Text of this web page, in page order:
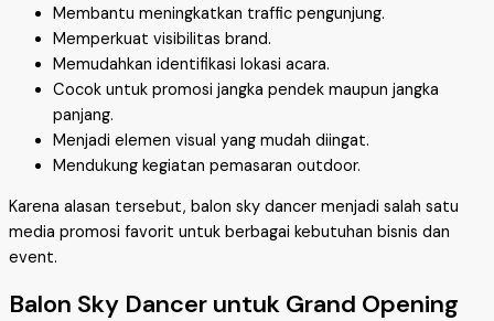
Membantu meningkatkan traffic pengunjung.
Memperkuat visibilitas brand.
Memudahkan identifikasi lokasi acara.
Cocok untuk promosi jangka pendek maupun jangka
panjang.
Menjadi elemen visual yang mudah diingat.
Mendukung kegiatan pemasaran outdoor.
Karena alasan tersebut, balon sky dancer menjadi salah satu
media promosi favorit untuk berbagai kebutuhan bisnis dan
event.
Balon Sky Dancer untuk Grand Opening